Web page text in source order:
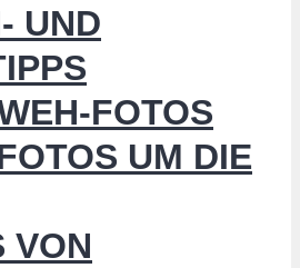
UND
FOTOS
UM DIE
VON